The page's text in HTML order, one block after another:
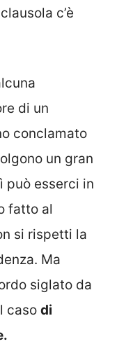
c’è
di un
conclamato
un gran
può esserci in
fatto al
si rispetti la
Ma
siglato da
caso di